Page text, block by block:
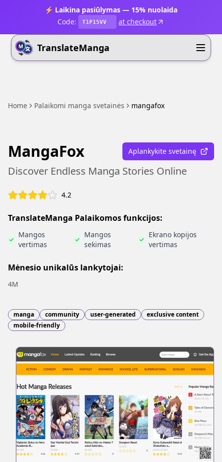
⚡ Laikina pasiūlymas — 15% nuolaida
Code:
T1P15VV at checkout
TranslateManga
Home Palaikomi manga svetainės mangafox
MangaFox Aplankykite svetainę
Discover Endless Manga Stories Online
4.2
TranslateManga Palaikomos funkcijos:
Mangos
vertimas
Mangos
sekimas
Ekrano kopijos
vertimas
Mėnesio unikalūs lankytojai:
4M
manga community user-generated
exclusive content
mobile-friendly